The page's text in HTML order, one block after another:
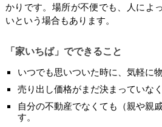
かりです。場所が不便でも、人によ
いという場合もあります。
「家いちば」でできること
いつでも思いついた時に、気軽に
売り出し価格がまだ決まっていな
自分の不動産でなくても（親や親
す。